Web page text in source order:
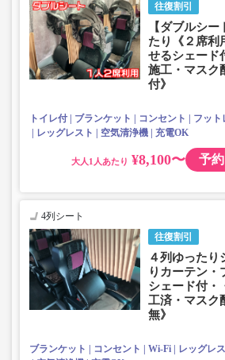
往復割引
【ダブルシ
たり《２席利
せるシェード
施工・マスク
付》
トイレ付 ブランケット コンセント フット
レッグレスト
空気清浄機 充電OK
大人 ¥8,100〜 予
往復割引
4列シート
４列ゆったり
りカーテン・
シェード付・
工済・マスク
無》
ブランケット コンセント Wi-Fi レッグレ